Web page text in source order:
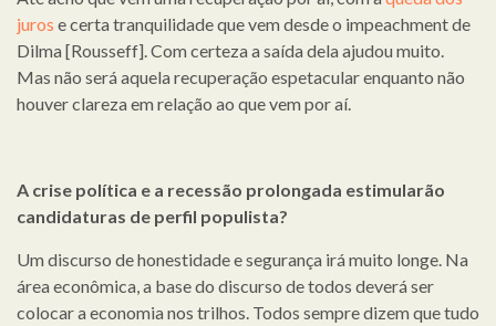
juros e certa tranquilidade que vem desde o impeachment de
Dilma [Rousseff]. Com certeza a saída dela ajudou muito.
Mas não será aquela recuperação espetacular enquanto não
houver clareza em relação ao que vem por aí.
A crise política e a recessão prolongada estimularão
candidaturas de perfil populista?
Um discurso de honestidade e segurança irá muito longe. Na
área econômica, a base do discurso de todos deverá ser
colocar a economia nos trilhos. Todos sempre dizem que tudo